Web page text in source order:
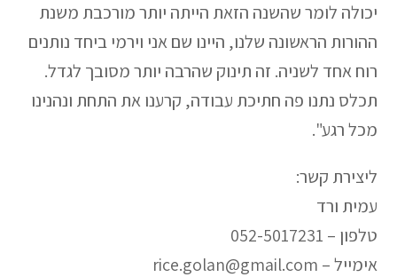
יכולה לומר שהשנה הזאת הייתה יותר מורכבת משנת
ההורות הראשונה שלנו, היינו שם אני וירמי ביחד נותנים
רוח אחד לשניה. זה תינוק שהרבה יותר מסובך לגדל.
תכלס נתנו פה חתיכת עבודה, קרענו את התחת ונהנינו
מכל רגע".
ליצירת קשר:
עמית ורד
טלפון – 052-5017231
אימייל – rice.golan@gmail.com